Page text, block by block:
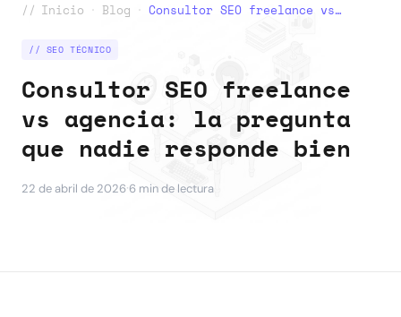
// Inicio · Blog · Consultor SEO freelance vs agencia: la pregunta que nadie responde bien
// SEO TÉCNICO
Consultor SEO freelance
vs agencia: la pregunta
que nadie responde bien
22 de abril de 2026·6 min de lectura